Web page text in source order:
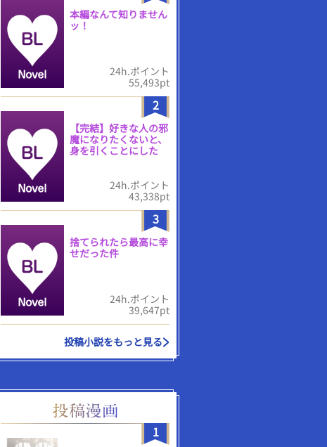
本編なんて知りません
ッ！
24h.ポイント
55,493pt
2
【完結】好きな人の邪
魔になりたくないと、
身を引くことにした
24h.ポイント
43,338pt
3
捨てられたら最高に幸
せだった件
24h.ポイント
39,647pt
投稿小説をもっと見る
1